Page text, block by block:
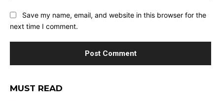
Save my name, email, and website in this browser for the
next time I comment.
MUST READ